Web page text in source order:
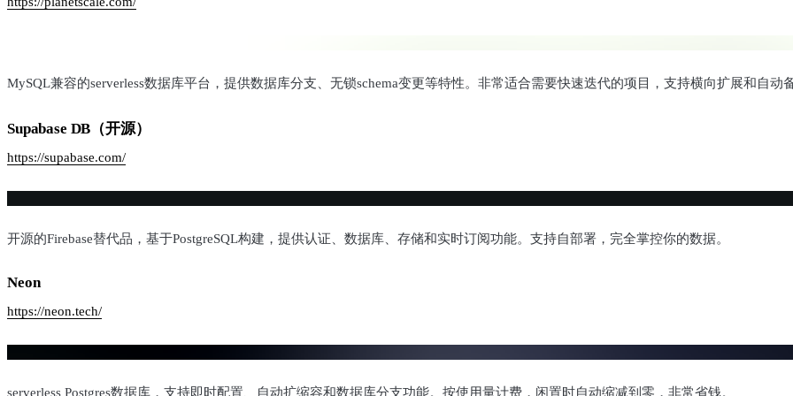
MySQL兼容的serverless数据库平台，提供数据库分支、无锁schema变更等特性。非常适合需要快速迭代的项目，支持横向扩展和自动
Supabase DB（开源）
https://supabase.com/
开源的Firebase替代品，基于PostgreSQL构建，提供认证、数据库、存储和实时订阅功能。支持自部署，完全掌控你的数据。
Neon
https://neon.tech/
serverless Postgres数据库，支持即时配置、自动扩缩容和数据库分支功能。按使用量计费，闲置时自动缩减到零，非常省钱。